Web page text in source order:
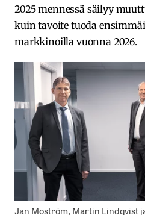
2025 mennessä säilyy
kuin tavoite tuoda
markkinoilla vuonna 2026.
Jan Moström, Martin Lindqvist